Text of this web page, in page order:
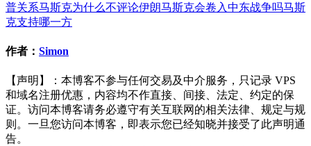
普关系马斯克为什么不评论伊朗马斯克会卷入中东战争吗马斯
克支持哪一方
作者： Simon
【声明】：本博客不参与任何交易及中介服务，只记录 VPS
和域名注册优惠，内容均不作直接、间接、法定、约定的保
证。访问本博客请务必遵守有关互联网的相关法律、规定与规
则。一旦您访问本博客，即表示您已经知晓并接受了此声明通
告。